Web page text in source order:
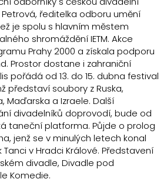
Petrová, ředitelka odboru umění
je spolu s hlavním městem
shromáždění IETM. Akce
Prahy 2000 a získala podporu
Prostor dostane i zahraniční
pořádá od 13. do 15. dubna festival
představí soubory z Ruska,
Maďarska a Izraele. Další
divadelníků doprovodí, bude od
taneční platforma. Půjde o prolog
jenž se v minulých letech konal
v Hradci Králové. Představení
divadle, Divadle pod
Komedie.